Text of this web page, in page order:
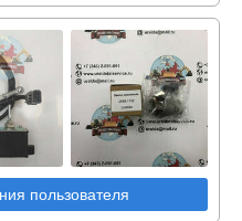
пользователя